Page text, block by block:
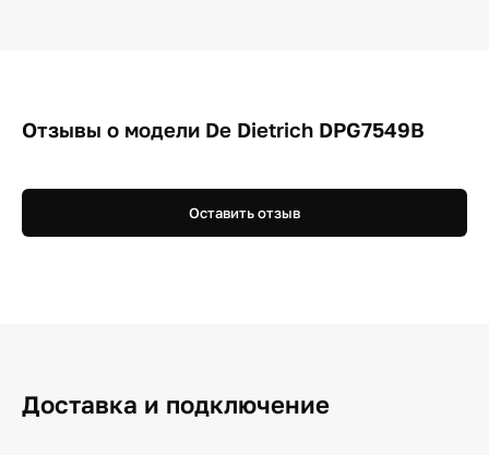
Отзывы о модели De Dietrich DPG7549B
Оставить отзыв
Доставка и подключение